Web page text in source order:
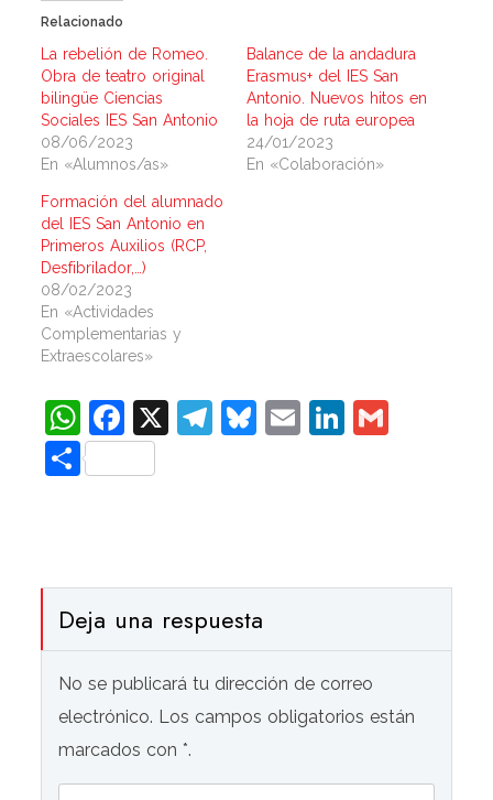
Relacionado
La rebelión de Romeo.
Obra de teatro original
bilingüe Ciencias
Sociales IES San Antonio
08/06/2023
En «Alumnos/as»
Balance de la andadura
Erasmus+ del IES San
Antonio. Nuevos hitos en
la hoja de ruta europea
24/01/2023
En «Colaboración»
Formación del alumnado
del IES San Antonio en
Primeros Auxilios (RCP,
Desfibrilador,…)
08/02/2023
En «Actividades
Complementarias y
Extraescolares»
WhatsApp
Facebook
X Telegram
Bluesky
EmailLinkedIn
Compartir
Deja una respuesta
No se publicará tu dirección de correo
electrónico. Los campos obligatorios están
marcados con *.